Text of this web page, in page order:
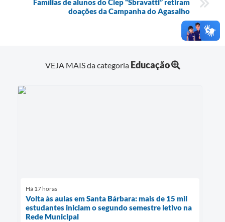
Famílias de alunos do Ciep “Sbravatti” retiram
doações da Campanha do Agasalho
VEJA MAIS da categoria Educação
Há 17 horas
Volta às aulas em Santa Bárbara: mais de 15 mil
estudantes iniciam o segundo semestre letivo na
Rede Municipal